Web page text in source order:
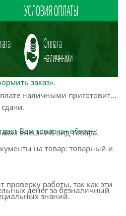
стандартном режиме
следующим образом.
форму по последовательным
доставки, оплаты, данные о
к заказу написать
поможет курьеру вас найти.
заказ».
наличными приготовить
Вам товар он обязан:
Вам внешний вид товара.
на товар: товарный и
проверку работы, так как эти
знаний.
денег за безналичный